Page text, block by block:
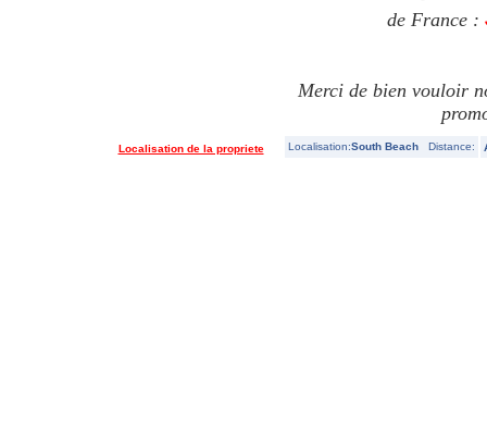
de France :
Merci de bien vouloir
Localisation de la propriete Localisation:South Beach Distance: